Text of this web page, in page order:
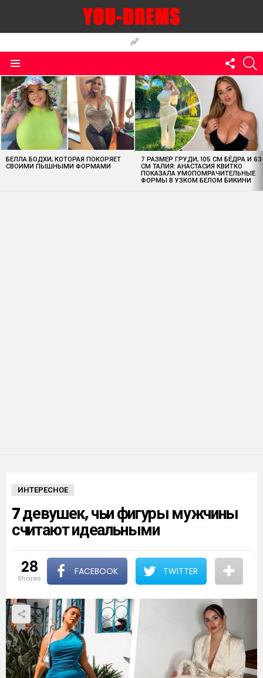
US
MOST
VIEWED
STORIES
БЕЛЛА БОДХИ, КОТОРАЯ ПОКОРЯЕТ
СВОИМИ ПЫШНЫМИ ФОРМАМИ
7 РАЗМЕР ГРУДИ, 105 СМ БЁДРА И 63
СМ ТАЛИЯ: АНАСТАСИЯ КВИТКО
ПОКАЗАЛА УМОПОМРАЧИТЕЛЬНЫЕ
ФОРМЫ В УЗКОМ БЕЛОМ БИКИНИ
ИНТЕРЕСНОЕ
7 девушек, чьи фигуры мужчины
считают идеальными
28
shares
FACEBOOK TWITTER